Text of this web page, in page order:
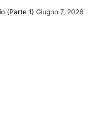
(Parte 1) Giugno 7, 2026